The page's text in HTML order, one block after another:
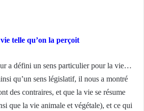
telle qu’on la perçoit
un sens particulier pour la vie…
qu’un sens législatif, il nous a montré
des contraires, et que la vie se résume
que la vie animale et végétale), et ce qui